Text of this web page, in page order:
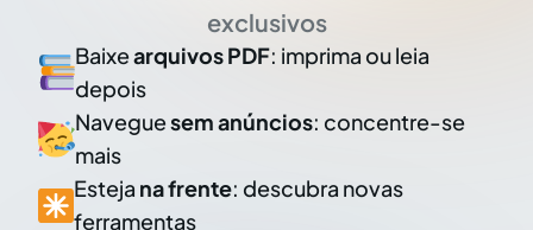
exclusivos
Baixearquivos PDF: imprima ou leia
depois
Naveguesem anúncios: concentre-se
mais
Esteja na frente: descubra novas
ferramentas